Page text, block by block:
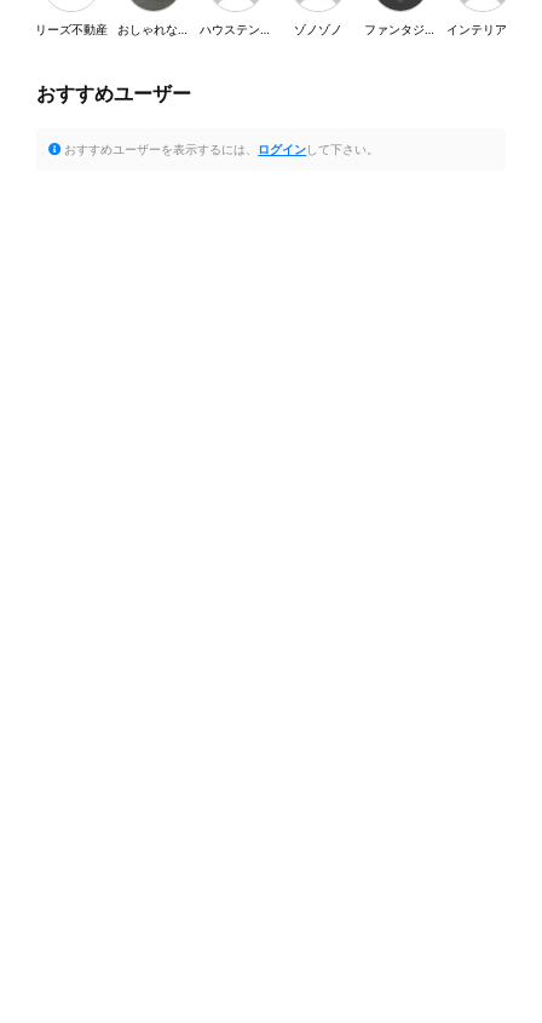
リーズ不動産 ゾノゾノ
おすすめユーザー
おすすめユーザーを表示するには、 ログインして下さい。